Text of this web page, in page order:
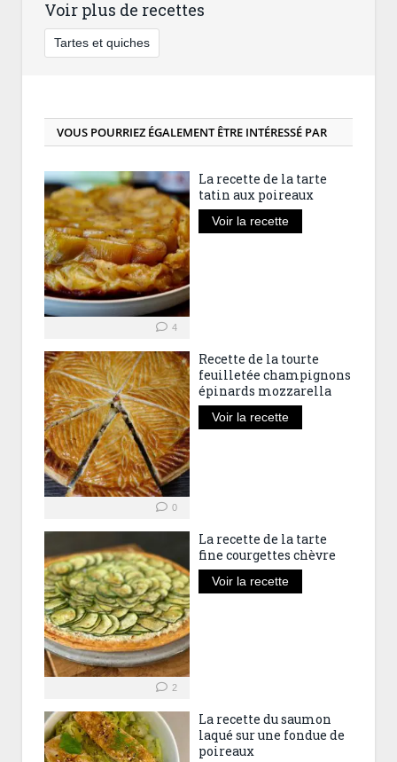
Voir plus de recettes
Tartes et quiches
VOUS POURRIEZ ÉGALEMENT ÊTRE INTÉRESSÉ PAR
4
La recette de la tarte
tatin aux poireaux
Voir la recette
0
Recette de la tourte
feuilletée champignons
épinards mozzarella
Voir la recette
2
La recette de la tarte
fine courgettes chèvre
Voir la recette
La recette du saumon
laqué sur une fondue de
poireaux